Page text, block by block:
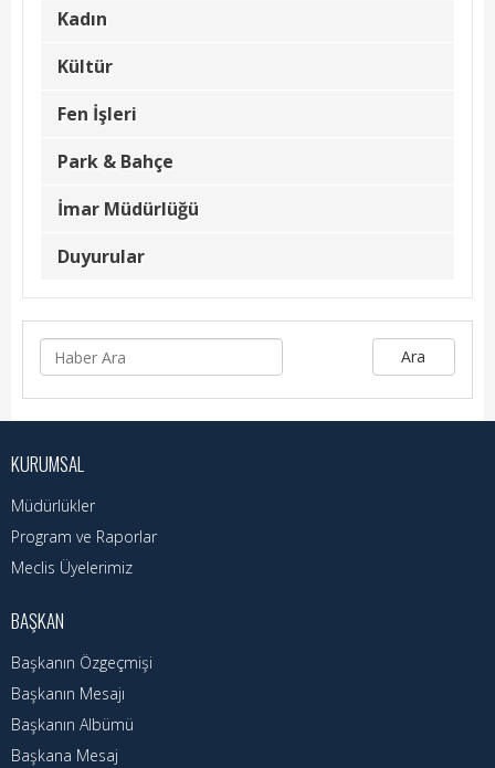
Kadın
Kültür
Fen İşleri
Park & Bahçe
İmar Müdürlüğü
Duyurular
Foto Galeri
Videolar
Etkinlik Takvimi
Hizmet Rehberi
Faaliyet Raporu
Başvuru Rehberi
Meclis Kararları
İhale İlanları
Vefat Edenler
Telefon Rehberi
Kadın
Kültür
Fen İşleri
Park & Bahçe
İmar Müdürlüğü
Duyurular
Ara
KURUMSAL
Müdürlükler
Program ve Raporlar
Meclis Üyelerimiz
BAŞKAN
Başkanın Özgeçmişi
Başkanın Mesajı
Başkanın Albümü
Başkana Mesaj